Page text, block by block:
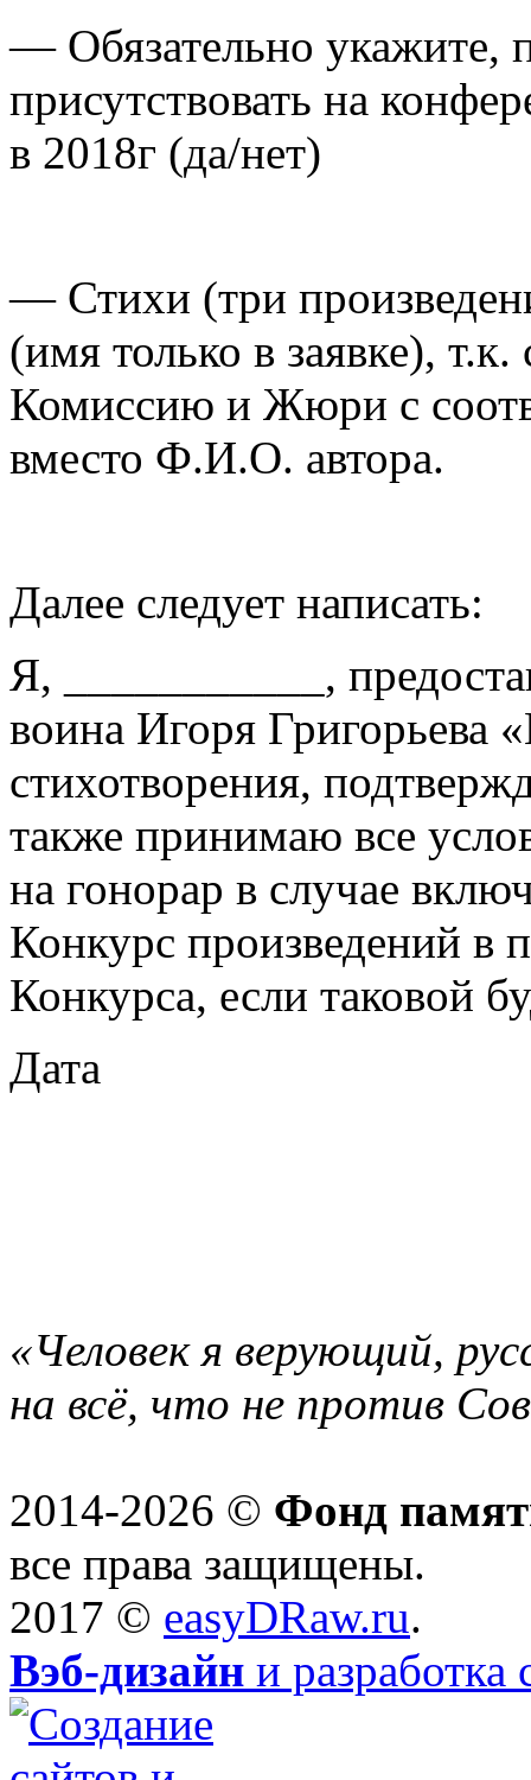
— Обязательно укажите,
присутствовать на
в 2018г (да/нет)
— Стихи (три
(имя только в заявке),
Комиссию и Жюри с
вместо Ф.И.О. автора.
Далее следует написать:
Я, ___________,
воина Игоря Григорьева
стихотворения,
также принимаю все
на гонорар в случае
Конкурс произведений в
Конкурса, если таковой
Дата
«Человек я верующий,
на всё, что не против
2014-2026 © Фонд
все права защищены.
2017 © easyDRaw.ru.
Вэб-дизайн и разработка